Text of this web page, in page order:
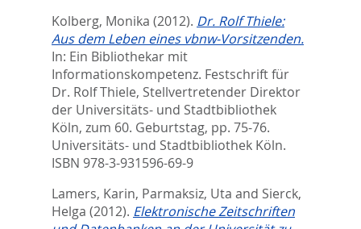
Kolberg, Monika (2012). Dr. Rolf Thiele:
Aus dem Leben eines vbnw-Vorsitzenden.
In: Ein Bibliothekar mit
Informationskompetenz. Festschrift für
Dr. Rolf Thiele, Stellvertretender Direktor
der Universitäts- und Stadtbibliothek
Köln, zum 60. Geburtstag, pp. 75-76.
Universitäts- und Stadtbibliothek Köln.
ISBN 978-3-931596-69-9
Lamers, Karin, Parmaksiz, Uta and Sierck,
Helga (2012). Elektronische Zeitschriften